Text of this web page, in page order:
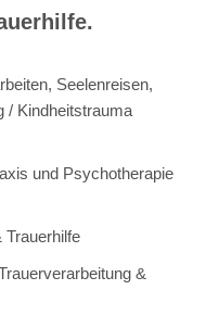
Seelenreisen,
/ Kindheitstrauma
und Psychotherapie
Trauerhilfe
&